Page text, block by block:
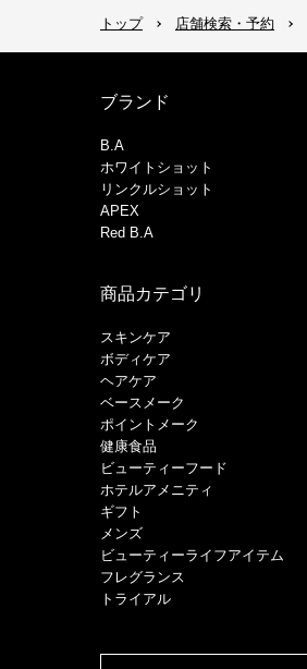
トップ 店舗検索・予約
ブランド
B.A
ホワイトショット
リンクルショット
APEX
Red B.A
商品カテゴリ
スキンケア
ボディケア
ヘアケア
​ベースメーク​
ポイントメーク​
健康食品
ビューティーフード
ホテルアメニティ
ギフト
メンズ
ビューティーライフアイテム
フレグランス
トライアル